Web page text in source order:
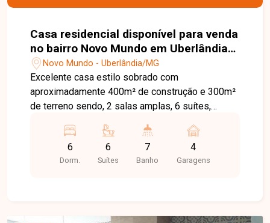
Casa residencial disponível para venda
no bairro Novo Mundo em Uberlândia-
MGNovo Mundo - Uberlândia/MG
Excelente casa estilo sobrado com
aproximadamente 400m² de construção e 300m²
de terreno sendo, 2 salas amplas, 6 suítes,
área de serviço e 4 vagas e garagem.
6
Dorm.
6
Suítes
7
Banho
4
Garagens